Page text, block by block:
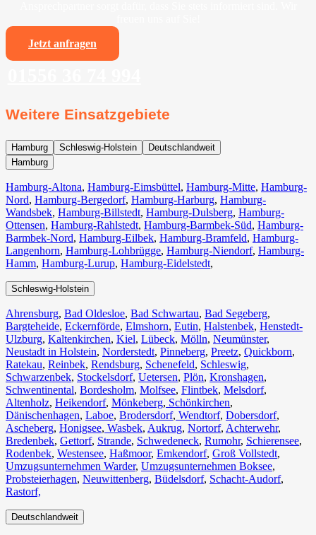
Jetzt anfragen
Weitere Einsatzgebiete
Hamburg Schleswig-Holstein
Deutschlandweit
Hamburg
Hamburg-Altona, Hamburg-Eimsbüttel, Hamburg-Mitte, Hamburg-
Nord, Hamburg-Bergedorf, Hamburg-Harburg, Hamburg-
Wandsbek, Hamburg-Billstedt, Hamburg-Dulsberg, Hamburg-
Ottensen, Hamburg-Rahlstedt, Hamburg-Barmbek-Süd, Hamburg-
Barmbek-Nord, Hamburg-Eilbek, Hamburg-Bramfeld, Hamburg-
Langenhorn, Hamburg-Lohbrügge, Hamburg-Niendorf, Hamburg-
Hamm, Hamburg-Lurup, Hamburg-Eidelstedt,
Schleswig-Holstein
Ahrensburg, Bad Oldesloe, Bad Schwartau, Bad Segeberg,
Bargteheide, Eckernförde, Elmshorn, Eutin, Halstenbek, Henstedt-
Ulzburg, Kaltenkirchen, Kiel, Lübeck, Mölln, Neumünster,
Neustadt in Holstein, Norderstedt, Pinneberg, Preetz, Quickborn,
Ratekau, Reinbek, Rendsburg, Schenefeld, Schleswig,
Schwarzenbek, Stockelsdorf, Uetersen, Plön, Kronshagen,
Schwentinental, Bordesholm, Molfsee, Flintbek, Melsdorf,
Altenholz, Heikendorf, Mönkeberg, Schönkirchen,
Dänischenhagen, Laboe, Brodersdorf, Wendtorf, Dobersdorf,
Ascheberg, Honigsee, Wasbek, Aukrug, Nortorf, Achterwehr,
Bredenbek, Gettorf, Strande, Schwedeneck, Rumohr, Schierensee,
Rodenbek, Westensee, Haßmoor, Emkendorf, Groß Vollstedt,
Umzugsunternehmen Warder, Umzugsunternehmen Boksee,
Probsteierhagen, Neuwittenberg, Büdelsdorf, Schacht-Audorf,
Rastorf,
Deutschlandweit